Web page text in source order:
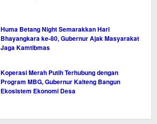
Huma Betang Night Semarakkan Hari
Bhayangkara ke-80, Gubernur Ajak Masyarakat
Jaga Kamtibmas
Koperasi Merah Putih Terhubung dengan
Program MBG, Gubernur Kalteng Bangun
Ekosistem Ekonomi Desa